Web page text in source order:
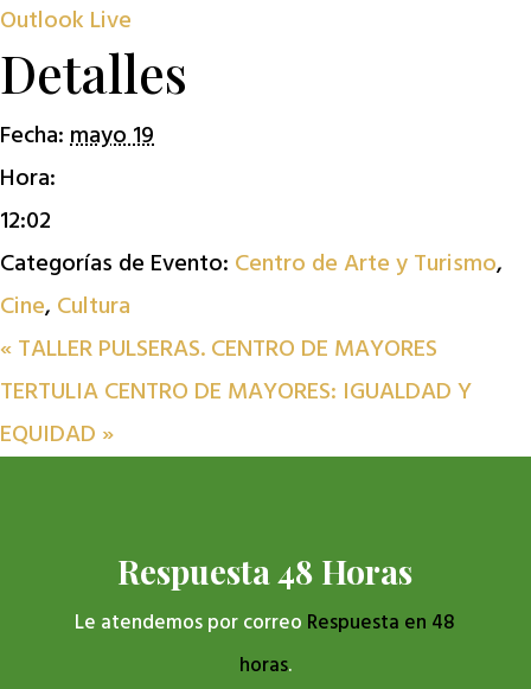
Outlook Live
Detalles
Fecha:mayo 19
Hora:
12:02
Categorías de Evento: Centro de Arte y Turismo,
Cine, Cultura
«TALLER PULSERAS. CENTRO DE MAYORES
TERTULIA CENTRO DE MAYORES: IGUALDAD Y
EQUIDAD »
Respuesta 48 Horas
Le atendemos por correo Respuesta en 48
horas.